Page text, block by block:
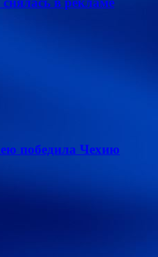
победила Чехию